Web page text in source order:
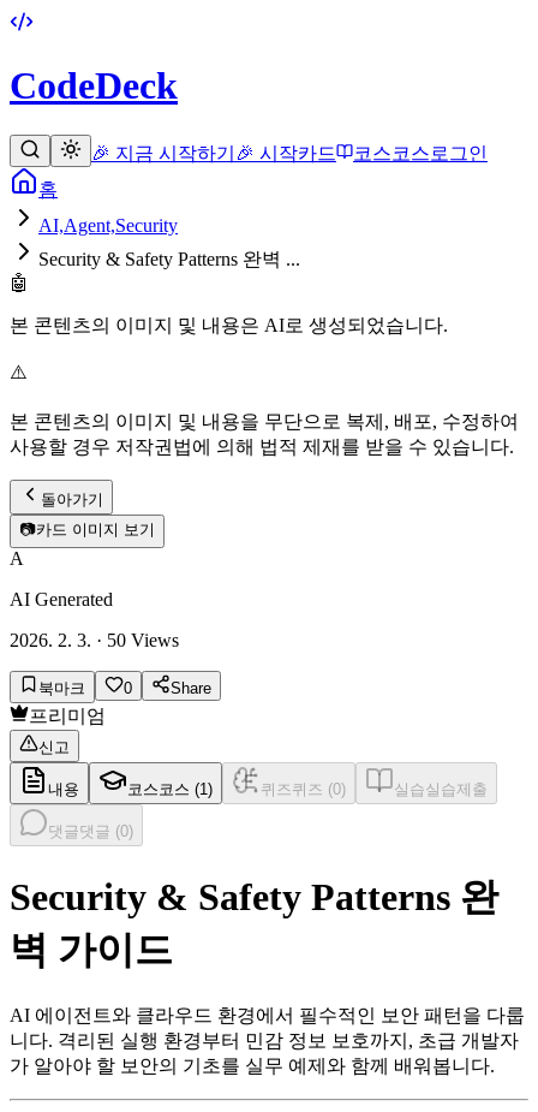
CodeDeck
🎉 지금 시작하기 🎉 시작카드 코스코스로그인
홈
AI,Agent,Security
Security & Safety Patterns 완벽 ...
🤖
본 콘텐츠의 이미지 및 내용은 AI로 생성되었습니다.
⚠️
본 콘텐츠의 이미지 및 내용을 무단으로 복제, 배포, 수정하여
사용할 경우 저작권법에 의해 법적 제재를 받을 수 있습니다.
돌아가기
📷카드 이미지 보기
A
AI Generated
2026. 2. 3. · 50 Views
북마크 0 Share
프리미엄
신고
내용 코스 코스 (1 ) 퀴즈퀴즈 (0) 실습실습제출
댓글댓글 (0)
Security & Safety Patterns 완
벽 가이드
AI 에이전트와 클라우드 환경에서 필수적인 보안 패턴을 다룹
니다. 격리된 실행 환경부터 민감 정보 보호까지, 초급 개발자
가 알아야 할 보안의 기초를 실무 예제와 함께 배워봅니다.